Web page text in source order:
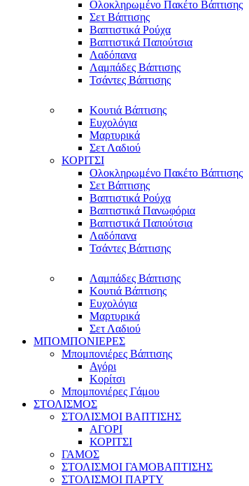
Ολοκληρωμένο Πακέτο Βάπτισης
Σετ Βάπτισης
Βαπτιστικά Ρούχα
Βαπτιστικά Παπούτσια
Λαδόπανα
Λαμπάδες Βάπτισης
Τσάντες Βάπτισης
Κουτιά Βάπτισης
Ευχολόγια
Μαρτυρικά
Σετ Λαδιού
ΚΟΡΙΤΣΙ
Ολοκληρωμένο Πακέτο Βάπτισης
Σετ Βάπτισης
Βαπτιστικά Ρούχα
Βαπτιστικά Πανωφόρια
Βαπτιστικά Παπούτσια
Λαδόπανα
Τσάντες Βάπτισης
Λαμπάδες Βάπτισης
Κουτιά Βάπτισης
Ευχολόγια
Μαρτυρικά
Σετ Λαδιού
ΜΠΟΜΠΟΝΙΕΡΕΣ
Μπομπονιέρες Βάπτισης
Αγόρι
Κορίτσι
Μπομπονιέρες Γάμου
ΣΤΟΛΙΣΜΟΣ
ΣΤΟΛΙΣΜΟΙ ΒΑΠΤΙΣΗΣ
ΑΓΟΡΙ
ΚΟΡΙΤΣΙ
ΓΑΜΟΣ
ΣΤΟΛΙΣΜΟΙ ΓΑΜΟΒΑΠΤΙΣΗΣ
ΣΤΟΛΙΣΜΟΙ ΠΑΡΤΥ